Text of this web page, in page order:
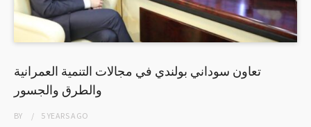
تعاون سوداني بولندي في مجالات التنمية العمرانية
والطرق والجسور
BY 5 YEARSAGO